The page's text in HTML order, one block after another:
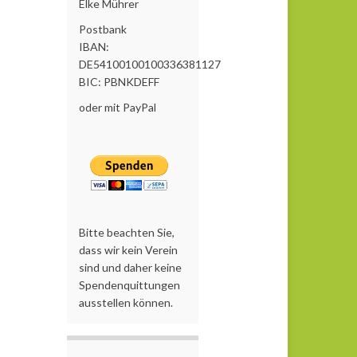
Elke Mührer
Postbank
IBAN:
DE54100100100336381127
BIC: PBNKDEFF
oder mit PayPal
Bitte beachten Sie,
dass wir kein Verein
sind und daher keine
Spendenquittungen
ausstellen können.